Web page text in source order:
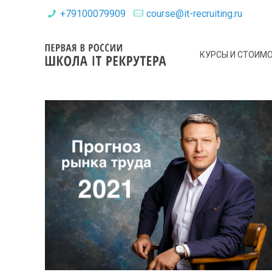
+79100079909 course@it-recruiting.ru
КУРСЫ И